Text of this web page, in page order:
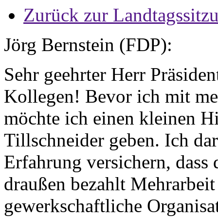
Zurück zur
Jörg Bernstein (FDP):
Sehr geehrter Herr
Kollegen! Bevor ich mit
möchte ich einen kleinen
Tillschneider geben. Ich
Erfahrung versichern,
draußen bezahlt
gewerkschaftliche